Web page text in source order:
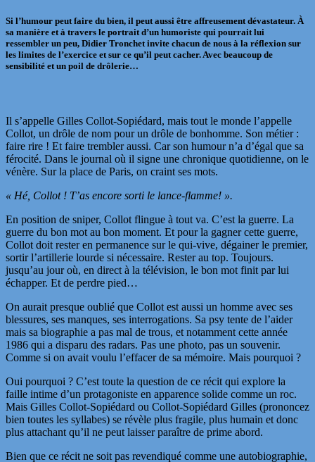
Si l’humour peut faire du bien, il peut aussi être affreusement dévastateur. À
sa manière et à travers le portrait d’un humoriste qui pourrait lui
ressembler un peu, Didier Tronchet invite chacun de nous à la réflexion sur
les limites de l’exercice et sur ce qu’il peut cacher. Avec beaucoup de
sensibilité et un poil de drôlerie…
Il s’appelle Gilles Collot-Sopiédard, mais tout le monde l’appelle
Collot, un drôle de nom pour un drôle de bonhomme. Son métier :
faire rire ! Et faire trembler aussi. Car son humour n’a d’égal que sa
férocité. Dans le journal où il signe une chronique quotidienne, on le
vénère. Sur la place de Paris, on craint ses mots.
« Hé, Collot ! T’as encore sorti le lance-flamme! ».
En position de sniper, Collot flingue à tout va. C’est la guerre. La
guerre du bon mot au bon moment. Et pour la gagner cette guerre,
Collot doit rester en permanence sur le qui-vive, dégainer le premier,
sortir l’artillerie lourde si nécessaire. Rester au top. Toujours.
jusqu’au jour où, en direct à la télévision, le bon mot finit par lui
échapper. Et de perdre pied…
On aurait presque oublié que Collot est aussi un homme avec ses
blessures, ses manques, ses interrogations. Sa psy tente de l’aider
mais sa biographie a pas mal de trous, et notamment cette année
1986 qui a disparu des radars. Pas une photo, pas un souvenir.
Comme si on avait voulu l’effacer de sa mémoire. Mais pourquoi ?
Oui pourquoi ? C’est toute la question de ce récit qui explore la
faille intime d’un protagoniste en apparence solide comme un roc.
Mais Gilles Collot-Sopiédard ou Collot-Sopiédard Gilles (prononcez
bien toutes les syllabes) se révèle plus fragile, plus humain et donc
plus attachant qu’il ne peut laisser paraître de prime abord.
Bien que ce récit ne soit pas revendiqué comme une autobiographie,